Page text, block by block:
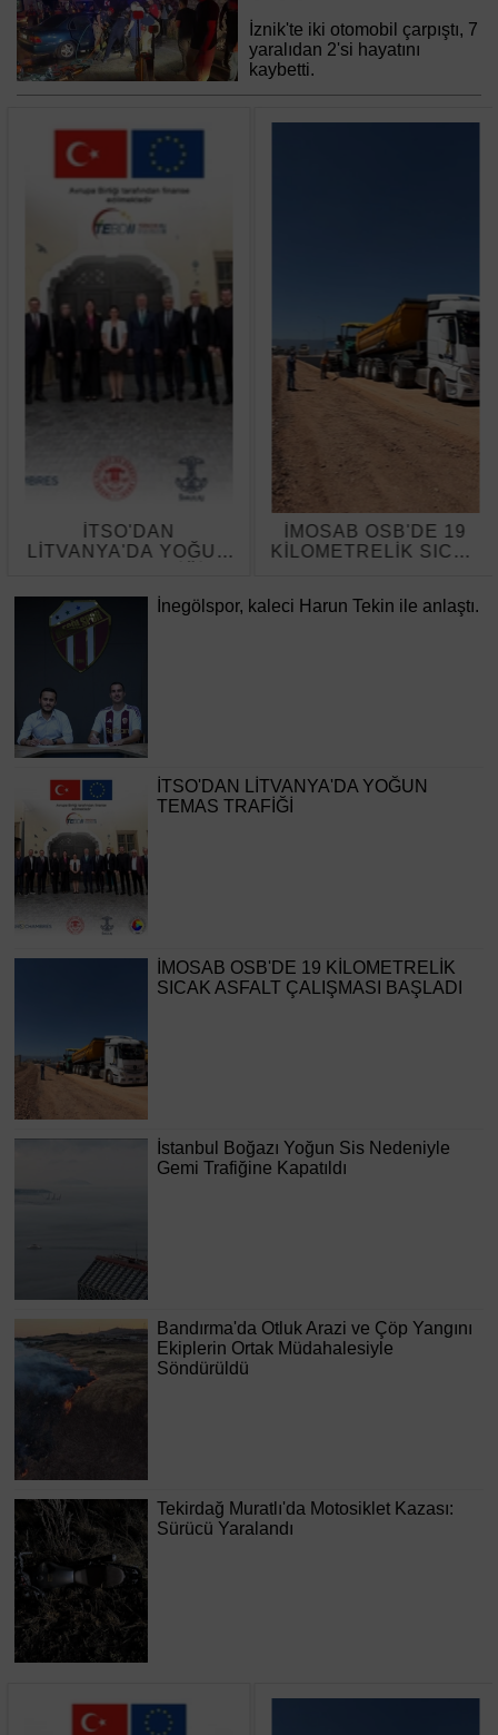
İznik'te iki otomobil çarpıştı, 7
yaralıdan 2'si hayatını
kaybetti.
İTSO'DAN
LİTVANYA'DA YOĞUN
İMOSAB OSB'DE 19
KİLOMETRELİK SICAK
İnegölspor, kaleci Harun Tekin ile anlaştı.
İTSO'DAN LİTVANYA'DA YOĞUN
TEMAS TRAFİĞİ
İMOSAB OSB'DE 19 KİLOMETRELİK
SICAK ASFALT ÇALIŞMASI BAŞLADI
İstanbul Boğazı Yoğun Sis Nedeniyle
Gemi Trafiğine Kapatıldı
Bandırma'da Otluk Arazi ve Çöp Yangını
Ekiplerin Ortak Müdahalesiyle
Söndürüldü
Tekirdağ Muratlı'da Motosiklet Kazası:
Sürücü Yaralandı